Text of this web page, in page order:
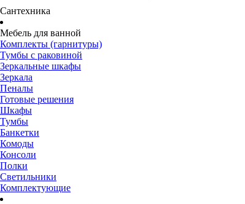
Сантехника
Мебель для ванной
Комплекты (гарнитуры)
Тумбы с раковиной
Зеркальные шкафы
Зеркала
Пеналы
Готовые решения
Шкафы
Тумбы
Банкетки
Комоды
Консоли
Полки
Светильники
Комплектующие